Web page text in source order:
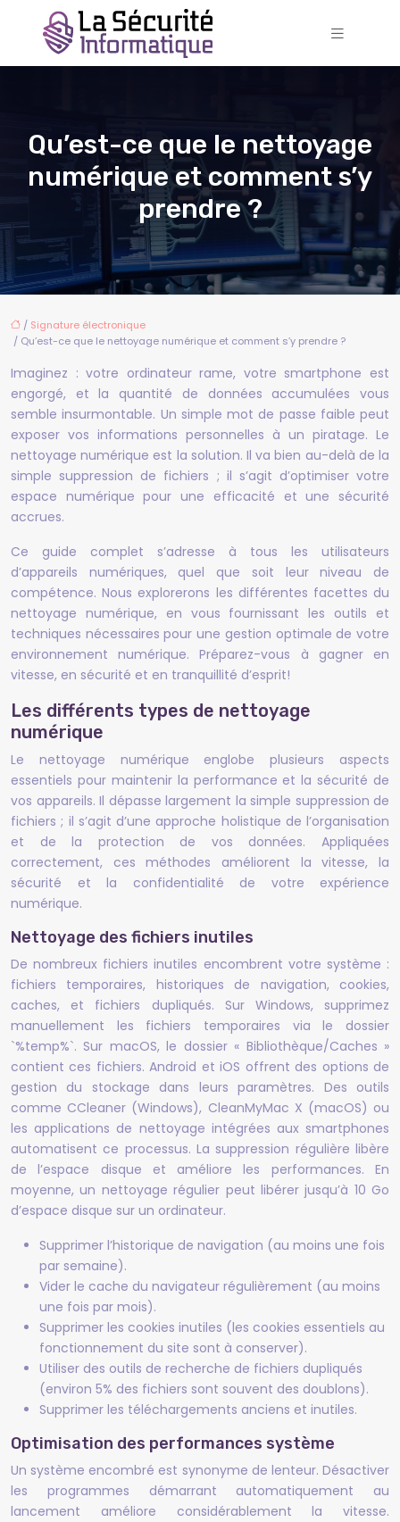
Qu’est-ce que le nettoyage
numérique et comment s’y
prendre ?
/ Signature électronique
/ Qu’est-ce que le nettoyage numérique et comment s’y prendre ?
Imaginez : votre ordinateur rame, votre smartphone est
engorgé, et la quantité de données accumulées vous
semble insurmontable. Un simple mot de passe faible peut
exposer vos informations personnelles à un piratage. Le
nettoyage numérique est la solution. Il va bien au-delà de la
simple suppression de fichiers ; il s’agit d’optimiser votre
espace numérique pour une efficacité et une sécurité
accrues.
Ce guide complet s’adresse à tous les utilisateurs
d’appareils numériques, quel que soit leur niveau de
compétence. Nous explorerons les différentes facettes du
nettoyage numérique, en vous fournissant les outils et
techniques nécessaires pour une gestion optimale de votre
environnement numérique. Préparez-vous à gagner en
vitesse, en sécurité et en tranquillité d’esprit!
Les différents types de nettoyage
numérique
Le nettoyage numérique englobe plusieurs aspects
essentiels pour maintenir la performance et la sécurité de
vos appareils. Il dépasse largement la simple suppression de
fichiers ; il s’agit d’une approche holistique de l’organisation
et de la protection de vos données. Appliquées
correctement, ces méthodes améliorent la vitesse, la
sécurité et la confidentialité de votre expérience
numérique.
Nettoyage des fichiers inutiles
De nombreux fichiers inutiles encombrent votre système :
fichiers temporaires, historiques de navigation, cookies,
caches, et fichiers dupliqués. Sur Windows, supprimez
manuellement les fichiers temporaires via le dossier
`%temp%`. Sur macOS, le dossier « Bibliothèque/Caches »
contient ces fichiers. Android et iOS offrent des options de
gestion du stockage dans leurs paramètres. Des outils
comme CCleaner (Windows), CleanMyMac X (macOS) ou
les applications de nettoyage intégrées aux smartphones
automatisent ce processus. La suppression régulière libère
de l’espace disque et améliore les performances. En
moyenne, un nettoyage régulier peut libérer jusqu’à 10 Go
d’espace disque sur un ordinateur.
Supprimer l’historique de navigation (au moins une fois
par semaine).
Vider le cache du navigateur régulièrement (au moins
une fois par mois).
Supprimer les cookies inutiles (les cookies essentiels au
fonctionnement du site sont à conserver).
Utiliser des outils de recherche de fichiers dupliqués
(environ 5% des fichiers sont souvent des doublons).
Supprimer les téléchargements anciens et inutiles.
Optimisation des performances système
Un système encombré est synonyme de lenteur. Désactiver
les programmes démarrant automatiquement au
lancement améliore considérablement la vitesse.